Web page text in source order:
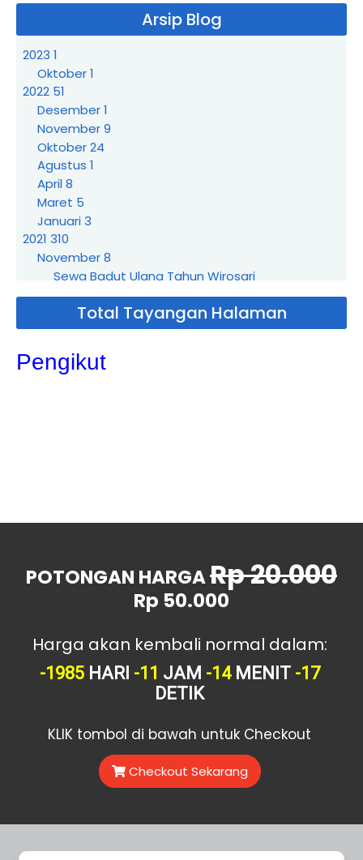
Arsip Blog
2023 1
Oktober1
2022 51
Desember1
November9
Oktober24
Agustus 1
April8
Maret 5
Januari3
2021 310
November8
Sewa Badut Ulang Tahun Wirosari
Sewa Badut Ulang Tahun Purwodadi
Sewa Badut Weleri Semarang
Sewa Badut Ulang Tahun Kendal
Sewa Badut Ungaran Semarang
Sewa Badut Ulang Tahun Demak
Januari4
Total Tayangan Halaman
Pengikut
POTONGAN HARGARp 20.000
Rp 50.000
Harga akan kembali normal dalam:
-1985 HARI -11 JAM -14 MENIT-18
DETIK
KLIK tombol di bawah untuk Checkout
Checkout Sekarang